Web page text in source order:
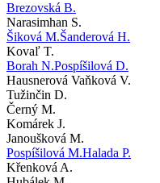
Brezovská B.
Narasimhan S.
Šiková M.Šanderová H.
Kovaľ T.
Borah N.Pospíšilová D.
Hausnerová Vaňková V.
Tužinčin D.
Černý M.
Komárek J.
Janoušková M.
Pospíšilová M.Halada P.
Křenková A.